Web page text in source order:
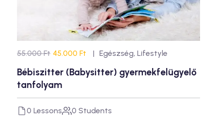
55.000 Ft 45.000 Ft Egészség, Lifestyle
Bébiszitter (Babysitter) gyermekfelügyelő
tanfolyam
0 Lessons 0 Students